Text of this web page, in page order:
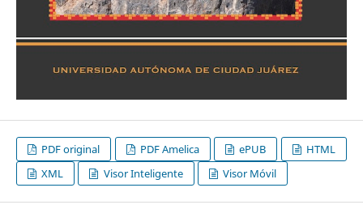
PDF original PDF Amelica ePUB
HTML
XML
Visor Inteligente Visor Móvil